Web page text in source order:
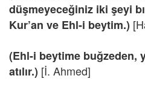
düşmeyeceğiniz iki şeyi
Kur’an ve Ehl-i beytim.)
(Ehl-i beytime buğzeden,
atılır.) [İ. Ahmed]